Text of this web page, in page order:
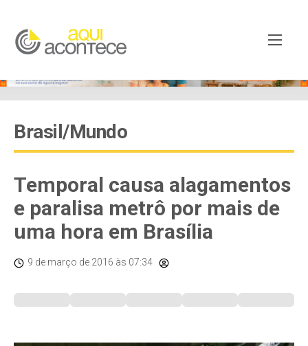
Brasil/Mundo
Temporal causa alagamentos
e paralisa metrô por mais de
uma hora em Brasília
9 de março de 2016 às 07:34